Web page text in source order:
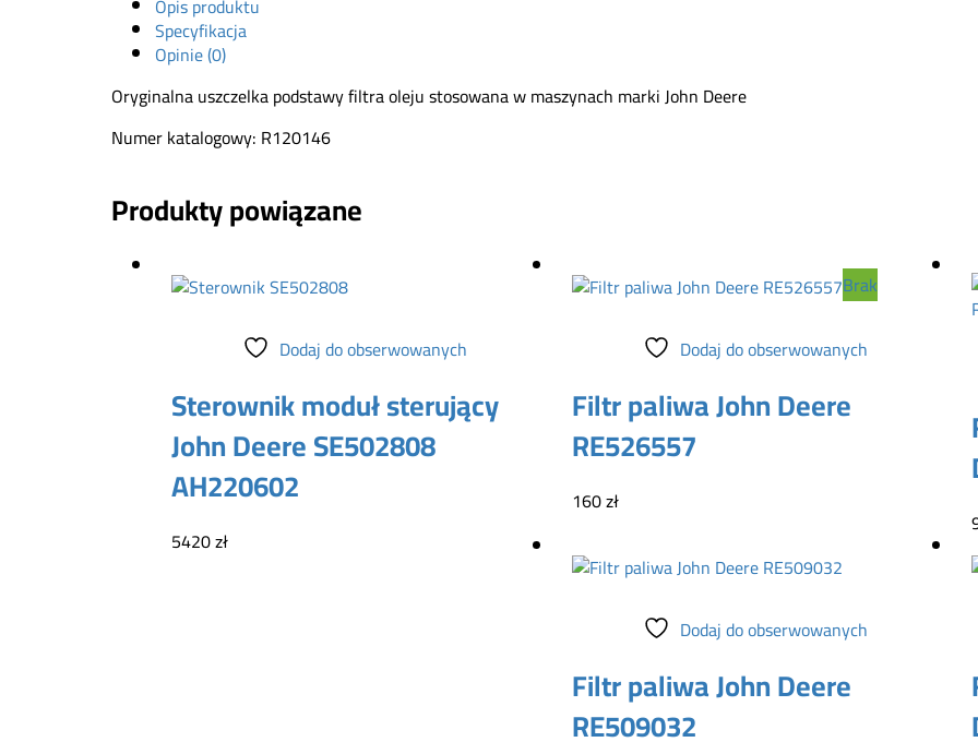
Specyfikacja
Opinie (0)
Oryginalna uszczelka podstawy filtra oleju stosowana w maszynach marki John Deere
Numer katalogowy: R120146
Produkty powiązane
Dodaj do obserwowanych
Sterownik moduł sterujący
John Deere SE502808
AH220602
5420zł
Brak
Dodaj do obserwowanych
Filtr paliwa John Deere
RE526557
160zł
Dodaj do obserwowanych
Filtr paliwa John Deere
RE509032